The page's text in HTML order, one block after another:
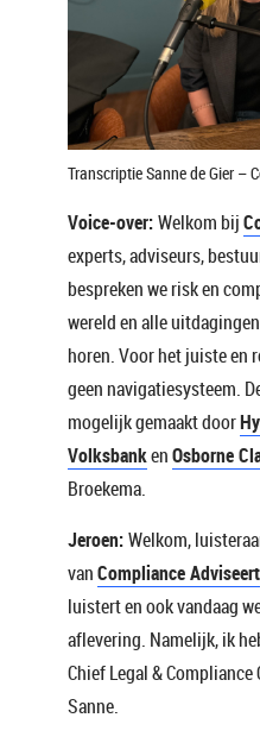
Transcriptie Sanne de Gier –
Voice-over:Welkom bij
experts, adviseurs,
bespreken we risk en
wereld en alle
horen. Voor het juiste en
geen navigatiesysteem.
mogelijk gemaakt door
VolksbankenOsborne
Broekema.
Jeroen:Welkom,
vanCompliance Adviseert
luistert en ook vandaag
aflevering. Namelijk, ik
Chief Legal &
Sanne.